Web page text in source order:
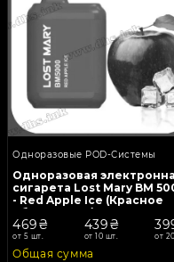
Одноразовые POD-Системы
Одноразовая
сигарета Lost Mary BM
- Red Apple Ice (Красное
Яблоко, Лед)
469₴
от 5 шт.
439₴
от 10 шт. от
Общая сумма